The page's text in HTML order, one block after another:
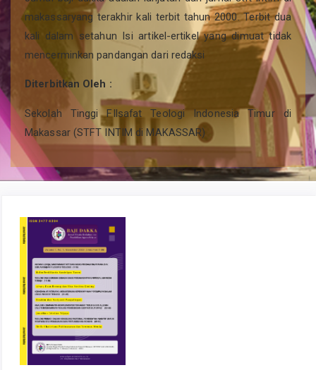
makassaryang terakhir kali terbit tahun 2000. Terbit dua
kali dalam setahun Isi artikel-ertikel yang dimuat tidak
mencerminkan pandangan dari redaksi
Diterbitkan Oleh :
Sekolah Tinggi FIlsafat Teologi Indonesia Timur di
Makassar (STFT INTIM di MAKASSAR)